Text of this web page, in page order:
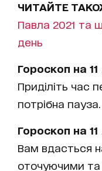
ЧИТАЙТЕ
Павла 2021 та
день
Гороскоп на
Приділіть час
потрібна пауза.
Гороскоп на
Вам вдасться
оточуючими та